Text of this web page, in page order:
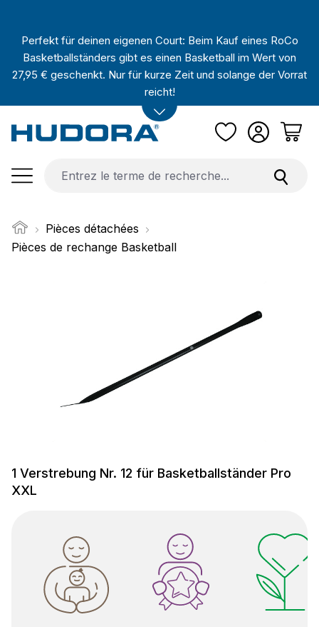
Perfekt für deinen eigenen Court: Beim Kauf eines RoCo
Basketballständers gibt es einen Basketball im Wert von
27,95 € geschenkt. Nur für kurze Zeit und solange der Vorrat
reicht!
Pièces détachées
Pièces de rechange Basketball
1 Verstrebung Nr. 12 für Basketballständer Pro
XXL